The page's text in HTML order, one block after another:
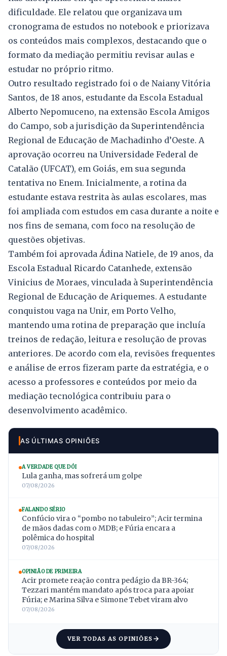
dificuldade. Ele relatou que organizava um
cronograma de estudos no notebook e priorizava
os conteúdos mais complexos, destacando que o
formato da mediação permitiu revisar aulas e
estudar no próprio ritmo.
Outro resultado registrado foi o de Naiany Vitória
Santos, de 18 anos, estudante da Escola Estadual
Alberto Nepomuceno, na extensão Escola Amigos
do Campo, sob a jurisdição da Superintendência
Regional de Educação de Machadinho d’Oeste. A
aprovação ocorreu na Universidade Federal de
Catalão (UFCAT), em Goiás, em sua segunda
tentativa no Enem. Inicialmente, a rotina da
estudante estava restrita às aulas escolares, mas
foi ampliada com estudos em casa durante a noite e
nos fins de semana, com foco na resolução de
questões objetivas.
Também foi aprovada Ádina Natiele, de 19 anos, da
Escola Estadual Ricardo Catanhede, extensão
Vinicius de Moraes, vinculada à Superintendência
Regional de Educação de Ariquemes. A estudante
conquistou vaga na Unir, em Porto Velho,
mantendo uma rotina de preparação que incluía
treinos de redação, leitura e resolução de provas
anteriores. De acordo com ela, revisões frequentes
e análise de erros fizeram parte da estratégia, e o
acesso a professores e conteúdos por meio da
mediação tecnológica contribuiu para o
desenvolvimento acadêmico.
AS ÚLTIMAS OPINIÕES
A VERDADE QUE DÓI
Lula ganha, mas sofrerá um golpe
07/08/2026
FALANDO SÉRIO
Confúcio vira o “pombo no tabuleiro”; Acir termina
de mãos dadas com o MDB; e Fúria encara a
polêmica do hospital
07/08/2026
OPINIÃO DE PRIMEIRA
Acir promete reação contra pedágio da BR-364;
Tezzari mantém mandato após troca para apoiar
Fúria; e Marina Silva e Simone Tebet viram alvo
07/08/2026
VER TODAS AS OPINIÕES